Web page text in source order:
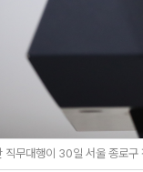
무대행이 30일 서울 종로